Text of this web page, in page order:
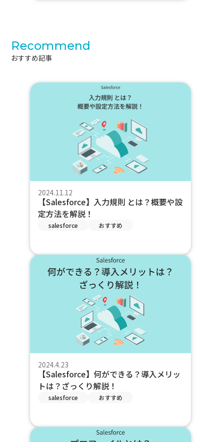
Recommend
おすすめ記事
2024.11.12
【Salesforce】入力規則 とは？概要や設
定方法を解説！
salesforce おすすめ
2024.4.23
【Salesforce】何ができる？導入メリッ
トは？ざっくり解説！
salesforce おすすめ